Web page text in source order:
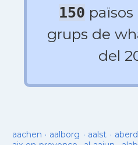
150
grups de
del
aachen · aalborg · aalst ·